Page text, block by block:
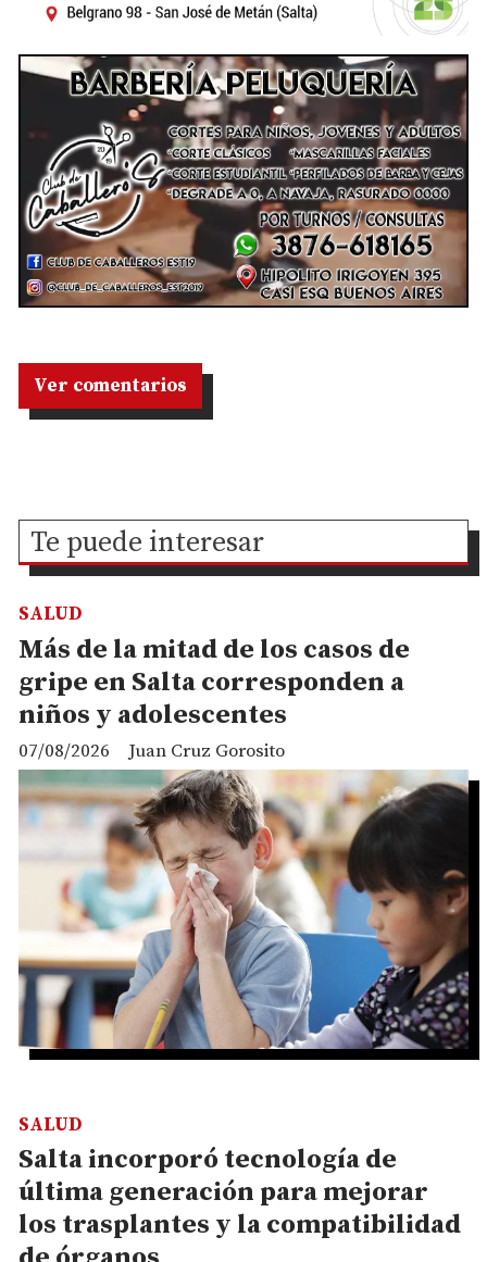
Ver comentarios
Te puede interesar
Más de la mitad de los casos de
gripe en Salta corresponden a
niños y adolescentes
Juan Cruz Gorosito
SALUD
07/08/2026
Salta incorporó tecnología de
última generación para mejorar
los trasplantes y la compatibilidad
SALUD